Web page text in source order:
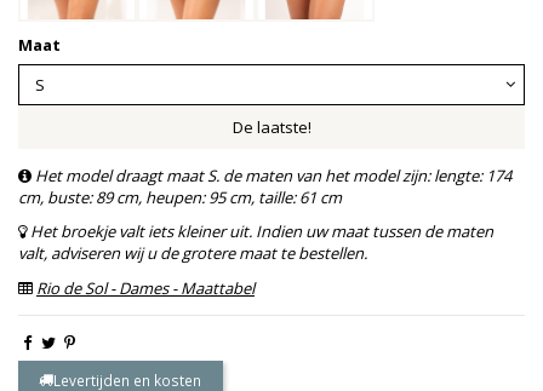
Maat
De laatste!
Het model draagt maat S. de maten van het model zijn: lengte: 174
cm, buste: 89 cm, heupen: 95 cm, taille: 61 cm
Het broekje valt iets kleiner uit. Indien uw maat tussen de maten
valt, adviseren wij u de grotere maat te bestellen.
Rio de Sol - Dames - Maattabel
Levertijden en kosten